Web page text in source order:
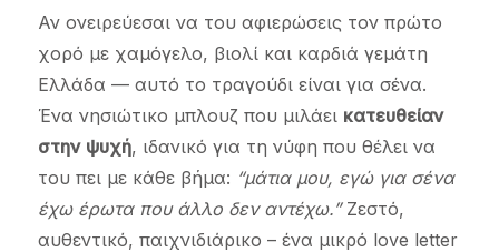
Αν ονειρεύεσαι να του αφιερώσεις τον πρώτο
χορό με χαμόγελο, βιολί και καρδιά γεμάτη
Ελλάδα — αυτό το τραγούδι είναι για σένα.
Ένα νησιώτικο μπλουζ που μιλάει κατευθείαν
στην ψυχή, ιδανικό για τη νύφη που θέλει να
του πει με κάθε βήμα: “μάτια μου, εγώ για σένα
έχω έρωτα που άλλο δεν αντέχω.”Ζεστό,
αυθεντικό, παιχνιδιάρικο – ένα μικρό love letter